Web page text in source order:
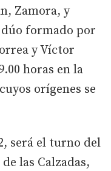
Zamora, y
formado por
y Víctor
horas en la
orígenes se
será el turno del
las Calzadas,